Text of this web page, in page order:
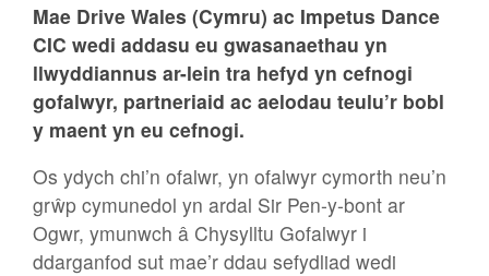
Mae Drive Wales (Cymru) ac Impetus Dance
CIC wedi addasu eu gwasanaethau yn
llwyddiannus ar-lein tra hefyd yn cefnogi
gofalwyr, partneriaid ac aelodau teulu’r bobl
y maent yn eu cefnogi.
Os ydych chi’n ofalwr, yn ofalwyr cymorth neu’n
grŵp cymunedol yn ardal Sir Pen-y-bont ar
Ogwr, ymunwch â Chysylltu Gofalwyr i
ddarganfod sut mae’r ddau sefydliad wedi